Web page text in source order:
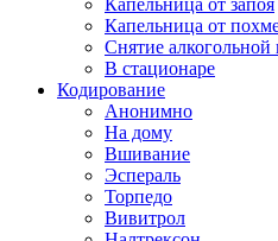
Капельница от запоя
Капельница от
Снятие
В стационаре
Кодирование
Анонимно
На дому
Вшивание
Эспераль
Торпедо
Вивитрол